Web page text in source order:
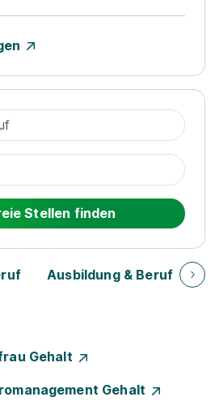
Stellen finden
Ausbildung & Beruf
Gehalt
Gehalt